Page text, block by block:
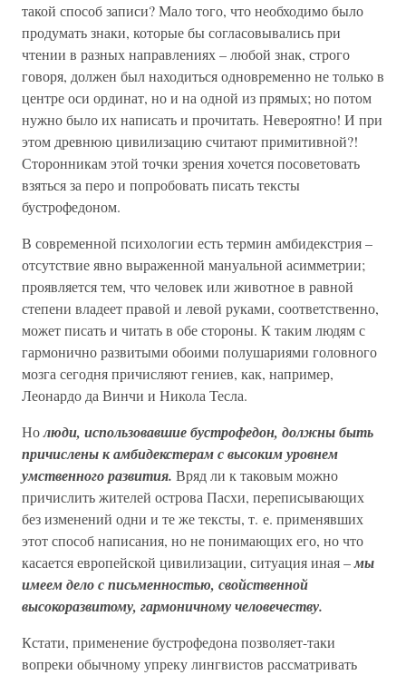
такой способ записи? Мало того, что необходимо было
продумать знаки, которые бы согласовывались при
чтении в разных направлениях – любой знак, строго
говоря, должен был находиться одновременно не только в
центре оси ординат, но и на одной из прямых; но потом
нужно было их написать и прочитать. Невероятно! И при
этом древнюю цивилизацию считают примитивной?!
Сторонникам этой точки зрения хочется посоветовать
взяться за перо и попробовать писать тексты
бустрофедоном.
В современной психологии есть термин амбидекстрия –
отсутствие явно выраженной мануальной асимметрии;
проявляется тем, что человек или животное в равной
степени владеет правой и левой руками, соответственно,
может писать и читать в обе стороны. К таким людям с
гармонично развитыми обоими полушариями головного
мозга сегодня причисляют гениев, как, например,
Леонардо да Винчи и Никола Тесла.
Нолюди, использовавшие бустрофедон, должны быть
причислены к амбидекстерам с высоким уровнем
умственного развития. Вряд ли к таковым можно
причислить жителей острова Пасхи, переписывающих
без изменений одни и те же тексты, т. е. применявших
этот способ написания, но не понимающих его, но что
касается европейской цивилизации, ситуация иная –мы
имеем дело с письменностью, свойственной
высокоразвитому, гармоничному человечеству.
Кстати, применение бустрофедона позволяет-таки
вопреки обычному упреку лингвистов рассматривать